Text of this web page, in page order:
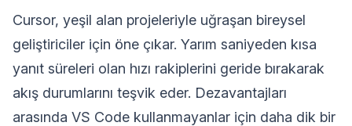
Cursor, yeşil alan projeleriyle uğraşan bireysel
geliştiriciler için öne çıkar. Yarım saniyeden kısa
yanıt süreleri olan hızı rakiplerini geride bırakarak
akış durumlarını teşvik eder. Dezavantajları
arasında VS Code kullanmayanlar için daha dik bir